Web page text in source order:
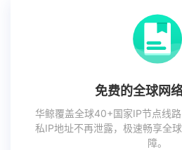
免费的全球网
华鲸覆盖全球40+国家IP节点线
私IP地址不再泄露，极速畅享全
障。